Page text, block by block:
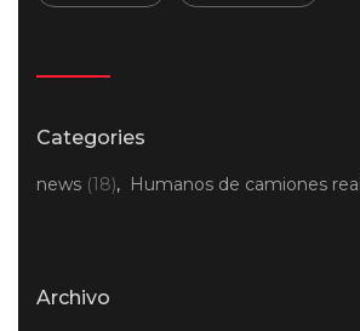
Categories
news (18) Humanos de camiones
Archivo